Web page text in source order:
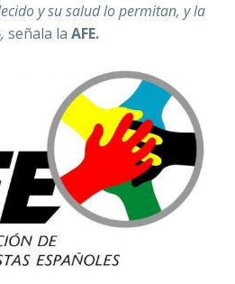
y su salud lo permitan, y la
señala la AFE.